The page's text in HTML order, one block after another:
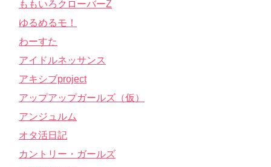
ももいろクローバーZ
ゆるめるモ！
わーすた
アイドルネッサンス
アキシブproject
アップアップガールズ（仮）
アンジュルム
オタ活日記
カントリー・ガールズ